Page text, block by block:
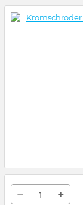
− +